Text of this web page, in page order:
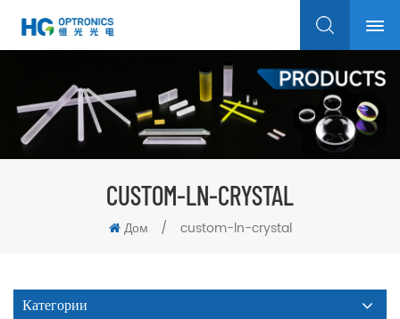
CUSTOM-LN-CRYSTAL
Дом / custom-ln-crystal
Категории